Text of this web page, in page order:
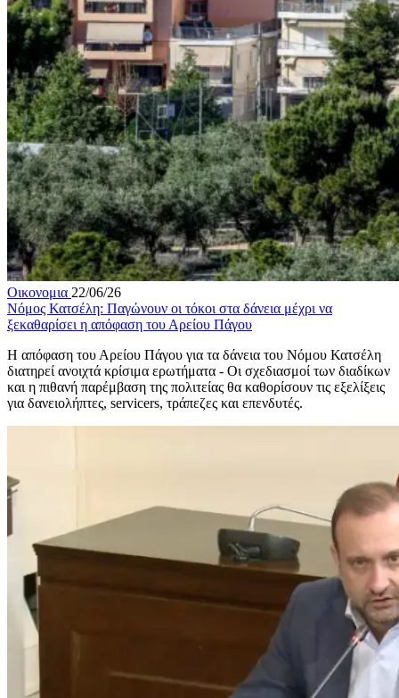
Οικονομια 22/06/26
Νόμος Κατσέλη: Παγώνουν οι τόκοι στα δάνεια μέχρι να
ξεκαθαρίσει η απόφαση του Αρείου Πάγου
Η απόφαση του Αρείου Πάγου για τα δάνεια του Νόμου Κατσέλη
διατηρεί ανοιχτά κρίσιμα ερωτήματα - Οι σχεδιασμοί των διαδίκων
και η πιθανή παρέμβαση της πολιτείας θα καθορίσουν τις εξελίξεις
για δανειολήπτες, servicers, τράπεζες και επενδυτές.